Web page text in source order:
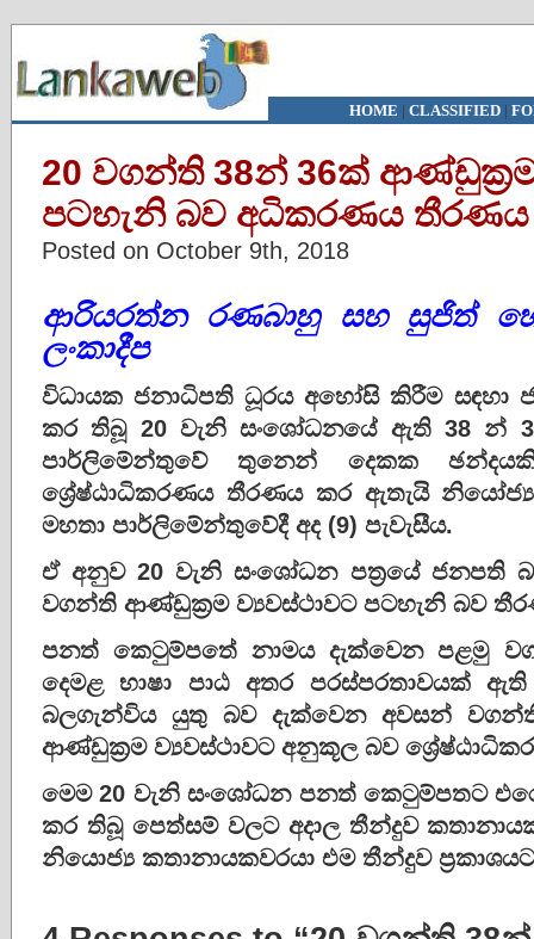
HOME | CLASSIFIED|
20 වගන්ති 38න් 36ක්
පටහැනි බව අධිකරණය
Posted on October 9th, 2018
ආරියරත්න රණබාහු සහ සුජිත්
ලංකාදීප
විධායක ජනාධිපති ධූරය අහෝසි කිරීම සඳහා
කර තිබූ 20 වැනි සංශෝධනයේ ඇති 38 න්
පාර්ලිමේන්තුවේ තුනෙන් දෙකක
ශ්‍රේෂ්ඨාධිකරණය තීරණය කර ඇතැයි
මහතා පාර්ලිමේන්තුවේදී අද (9) පැවැසීය.
ඒ අනුව 20 වැනි සංශෝධන පත්‍රයේ ජනපති
වගන්ති ආණ්ඩුක්‍රම ව්‍යවස්ථාවට පටහැනි බව
පනත් කෙටුම්පතේ නාමය දැක්වෙන පළමු
දෙමළ භාෂා පාඨ අතර පරස්පරතාවයක්
බලගැන්විය යුතු බව දැක්වෙන අවසන්
ආණ්ඩුක්‍රම ව්‍යවස්ථාවට අනුකූල බව
මෙම 20 වැනි සංශෝධන පනත් කෙටුම්පතට
කර තිබූ පෙත්සම් වලට අදාල තීන්දුව
නියොජ්‍ය කතානායකවරයා එම තීන්දුව